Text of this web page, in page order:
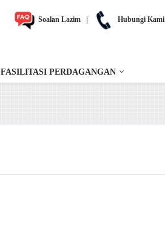
Soalan Lazim Hubungi Kami
FASILITASI PERDAGANGAN